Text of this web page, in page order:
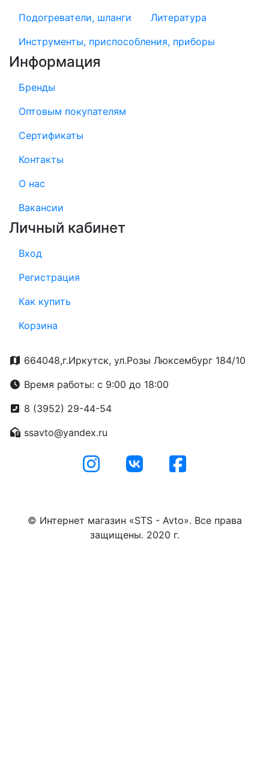
Подогреватели, шланги
Литература
Инструменты, приспособления, приборы
Информация
Бренды
Оптовым покупателям
Сертификаты
Контакты
О нас
Вакансии
Личный кабинет
Вход
Регистрация
Как купить
Корзина
664048,г.Иркутск, ул.Розы Люксембург 184/10
Время работы: с 9:00 до 18:00
8 (3952) 29-44-54
ssavto@yandex.ru
© Интернет магазин «STS - Avto». Все права
защищены. 2020 г.